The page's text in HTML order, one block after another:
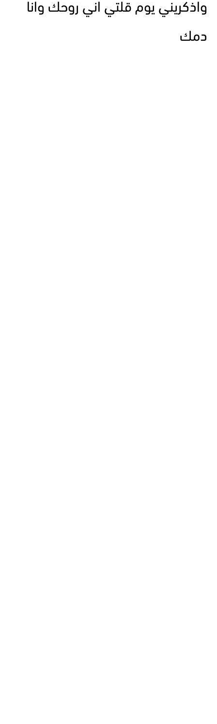
واذكريني يوم قلتي اني روحك وانا
دمك